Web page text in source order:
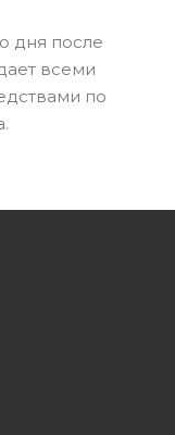
дня после
всеми
по